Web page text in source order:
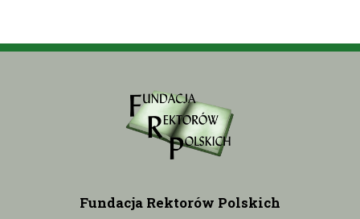
Fundacja Rektorów Polskich